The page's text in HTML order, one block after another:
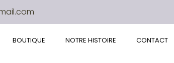
BOUTIQUE NOTRE HISTOIRE CONTACT